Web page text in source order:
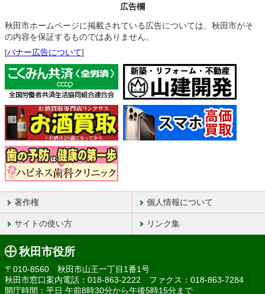
広告欄
秋田市ホームページに掲載されている広告については、秋田市がそ
の内容を保証するものではありません。
[バナー広告について]
著作権 個人情報について
サイトの使い方 リンク集
秋田市役所
〒010-8560 秋田市山王一丁目1番1号
秋田市窓口案内電話：018-863-2222 ファクス：018-863-7284
開庁時間：平日 午前8時30分から午後5時15分まで